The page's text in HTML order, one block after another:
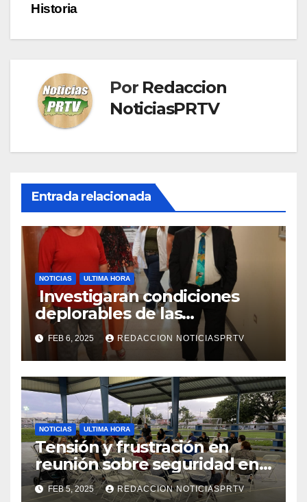
Historia
Por Redaccion
NoticiasPRTV
Entrada relacionada
NOTICIAS ULTIMA HORA
Investigaran condiciones
deplorables de las
facilidades el Departamento
de la Salud en Mayagüez
FEB 6, 2025 REDACCION NOTICIASPRTV
NOTICIAS ULTIMA HORA
Tensión y frustración en
reunión sobre seguridad en
Reparto Metropolitano
FEB 5, 2025 REDACCION NOTICIASPRTV